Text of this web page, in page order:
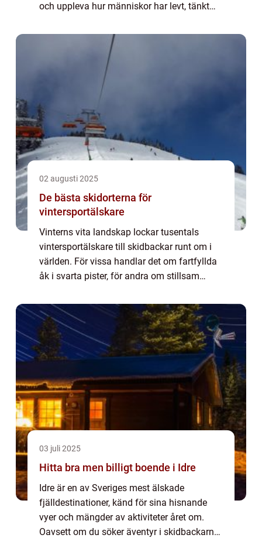
och uppleva hur människor har levt, tänkt
02 augusti 2025
De bästa skidorterna för
vintersportälskare
Vinterns vita landskap lockar tusentals
vintersportälskare till skidbackar runt om i
världen. För vissa handlar det om fartfyllda
åk i svarta pister, för andra om stillsam
03 juli 2025
Hitta bra men billigt boende i Idre
Idre är en av Sveriges mest älskade
fjälldestinationer, känd för sina hisnande
vyer och mängder av aktiviteter året om.
Oavsett om du söker äventyr i skidbackarna